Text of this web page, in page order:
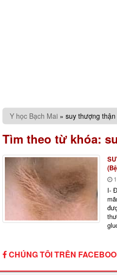
Y học Bạch Mai » suy thượng thận
Tìm theo từ khóa:
I-
CHÚNG TÔI TRÊN